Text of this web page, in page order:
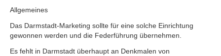
Allgemeines
Das Darmstadt-Marketing sollte für eine solche Einrichtung
gewonnen werden und die Federführung übernehmen.
Es fehlt in Darmstadt überhaupt an Denkmalen von